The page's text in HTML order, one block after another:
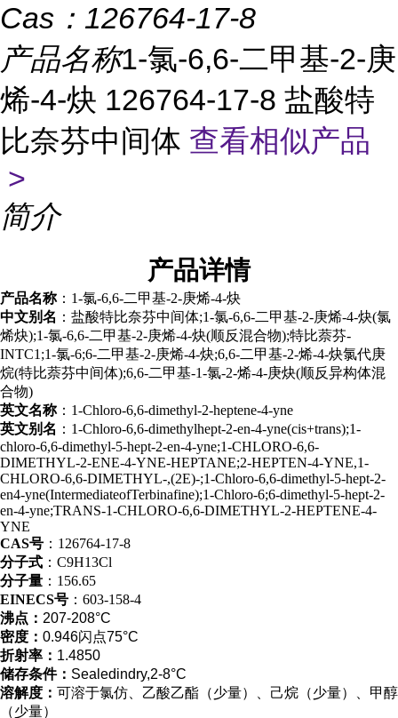
Cas： 126764-17-8
产品名称1-氯-6,6-二甲基-2-庚
烯-4-炔 126764-17-8 盐酸特
比奈芬中间体 查看相似产品
>
简介
产品详情
产品名称：1-氯-6,6-二甲基-2-庚烯-4-炔
中文别名 ：盐酸特比奈芬中间体;1-氯-6,6-二甲基-2-庚烯-4-炔(氯
烯炔);1-氯-6,6-二甲基-2-庚烯-4-炔(顺反混合物);特比萘芬-
INTC1;1-氯-6;6-二甲基-2-庚烯-4-炔;6,6-二甲基-2-烯-4-炔氯代庚
烷(特比萘芬中间体);6,6-二甲基-1-氯-2-烯-4-庚炔(顺反异构体混
合物)
英文名称：1-Chloro-6,6-dimethyl-2-heptene-4-yne
英文别名 ：1-Chloro-6,6-dimethylhept-2-en-4-yne(cis+trans);1-
chloro-6,6-dimethyl-5-hept-2-en-4-yne;1-CHLORO-6,6-
DIMETHYL-2-ENE-4-YNE-HEPTANE;2-HEPTEN-4-YNE,1-
CHLORO-6,6-DIMETHYL-,(2E)-;1-Chloro-6,6-dimethyl-5-hept-2-
en4-yne(IntermediateofTerbinafine);1-Chloro-6;6-dimethyl-5-hept-2-
en-4-yne;TRANS-1-CHLORO-6,6-DIMETHYL-2-HEPTENE-4-
YNE
CAS号 ：126764-17-8
分子式 ：C9H13Cl
分子量 ：156.65
EINECS号 ：603-158-4
沸点： 207-208°C
密度： 0.946闪点75°C
折射率： 1.4850
储存条件： Sealedindry,2-8°C
溶解度： 可溶于氯仿、乙酸乙酯（少量）、己烷（少量）、甲醇
（少量）